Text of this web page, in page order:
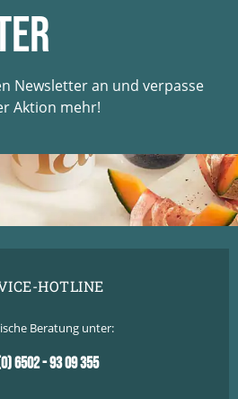
Newsletter an und verpasse
Aktion mehr!
HOTLINE
Beratung unter:
6502 - 93 09 355